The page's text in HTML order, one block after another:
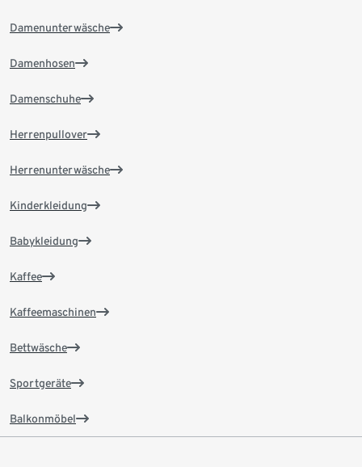
Damenunterwäsche
Damenhosen
Damenschuhe
Herrenpullover
Herrenunterwäsche
Kinderkleidung
Babykleidung
Kaffee
Kaffeemaschinen
Bettwäsche
Sportgeräte
Balkonmöbel